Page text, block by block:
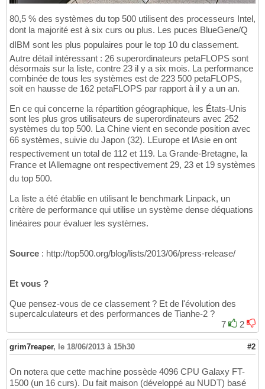
80,5 % des systèmes du top 500 utilisent des processeurs Intel,
dont la majorité est à six curs ou plus. Les puces BlueGene/Q
dIBM sont les plus populaires pour le top 10 du classement.
Autre détail intéressant : 26 superordinateurs petaFLOPS sont
désormais sur la liste, contre 23 il y a six mois. La performance
combinée de tous les systèmes est de 223 500 petaFLOPS,
soit en hausse de 162 petaFLOPS par rapport à il y a un an.
En ce qui concerne la répartition géographique, les États-Unis
sont les plus gros utilisateurs de superordinateurs avec 252
systèmes du top 500. La Chine vient en seconde position avec
66 systèmes, suivie du Japon (32). LEurope et lAsie en ont
respectivement un total de 112 et 119. La Grande-Bretagne, la
France et lAllemagne ont respectivement 29, 23 et 19 systèmes
du top 500.
La liste a été établie en utilisant le benchmark Linpack, un
critère de performance qui utilise un système dense déquations
linéaires pour évaluer les systèmes.
Source : http://top500.org/blog/lists/2013/06/press-release/
Et vous ?
Que pensez-vous de ce classement ? Et de l'évolution des
supercalculateurs et des performances de Tianhe-2 ?
7
2
grim7reaper, le 18/06/2013 à 15h30 #2
On notera que cette machine possède 4096 CPU Galaxy FT-
1500 (un 16 curs). Du fait maison (développé au NUDT) basé